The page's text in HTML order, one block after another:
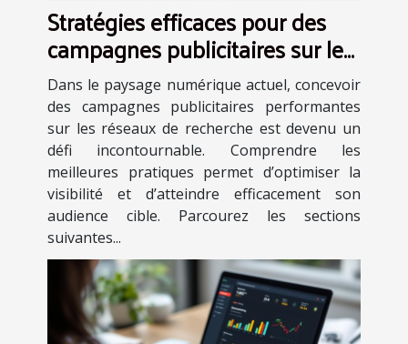
Stratégies efficaces pour des
campagnes publicitaires sur les
réseaux de recherche
Dans le paysage numérique actuel, concevoir
des campagnes publicitaires performantes
sur les réseaux de recherche est devenu un
défi incontournable. Comprendre les
meilleures pratiques permet d’optimiser la
visibilité et d’atteindre efficacement son
audience cible. Parcourez les sections
suivantes...